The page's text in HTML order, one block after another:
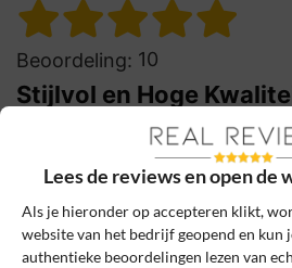
Beoordeling: 10
Stijlvol en Hoge
Stijlvolle producten met
design en perfecte
speakers als de poefs
kwaliteit en passen mooi
Lees de reviews en open de
Als je hieronder op accepteren klikt,
website van het bedrijf geopend en kun
authentieke beoordelingen lezen van